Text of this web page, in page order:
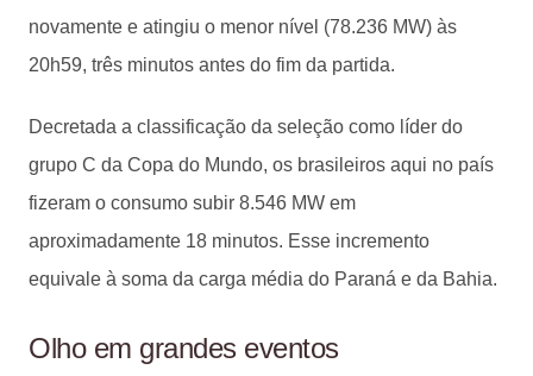
novamente e atingiu o menor nível (78.236 MW) às
20h59, três minutos antes do fim da partida.
Decretada a classificação da seleção como líder do
grupo C da Copa do Mundo, os brasileiros aqui no país
fizeram o consumo subir 8.546 MW em
aproximadamente 18 minutos. Esse incremento
equivale à soma da carga média do Paraná e da Bahia.
Olho em grandes eventos